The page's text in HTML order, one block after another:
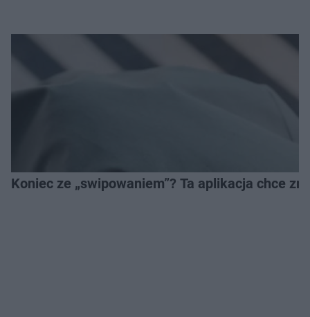
Koniec ze „swipowaniem”? Ta aplikacja chce